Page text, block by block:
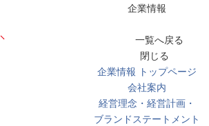
企業情報
一覧へ戻る
閉じる
企業情報 トップページ
会社案内
経営理念・経営計画・
ブランドステートメント